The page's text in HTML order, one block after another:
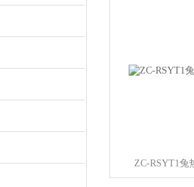
ZC-RSYT1兔